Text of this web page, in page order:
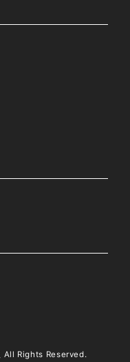
All Rights Reserved.